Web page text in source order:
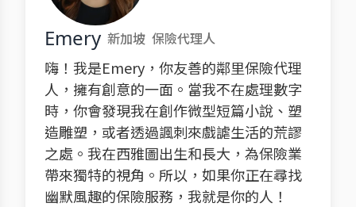
Emery 新加坡 保險代理人
嗨！我是Emery，你友善的鄰里保險代理
人，擁有創意的一面。當我不在處理數字
時，你會發現我在創作微型短篇小說、塑
造雕塑，或者透過諷刺來戲謔生活的荒謬
之處。我在西雅圖出生和長大，為保險業
帶來獨特的視角。所以，如果你正在尋找
幽默風趣的保險服務，我就是你的人！